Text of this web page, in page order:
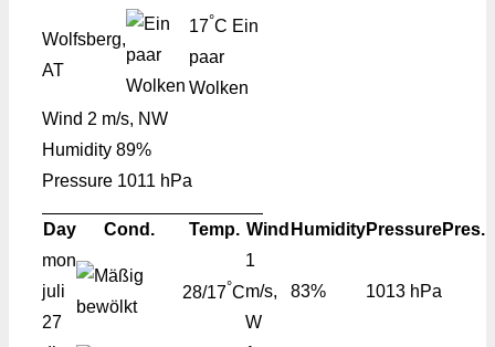
Wolfsberg,
AT
17°C Ein
paar
Wolken
Wind 2 m/s, NW
Humidity 89%
Pressure 1011 hPa
Day Cond. Temp. Wind HumidityPressurePres.
mon
juli
27
28/17°C
1
m/s,
W
83% 1013 hPa